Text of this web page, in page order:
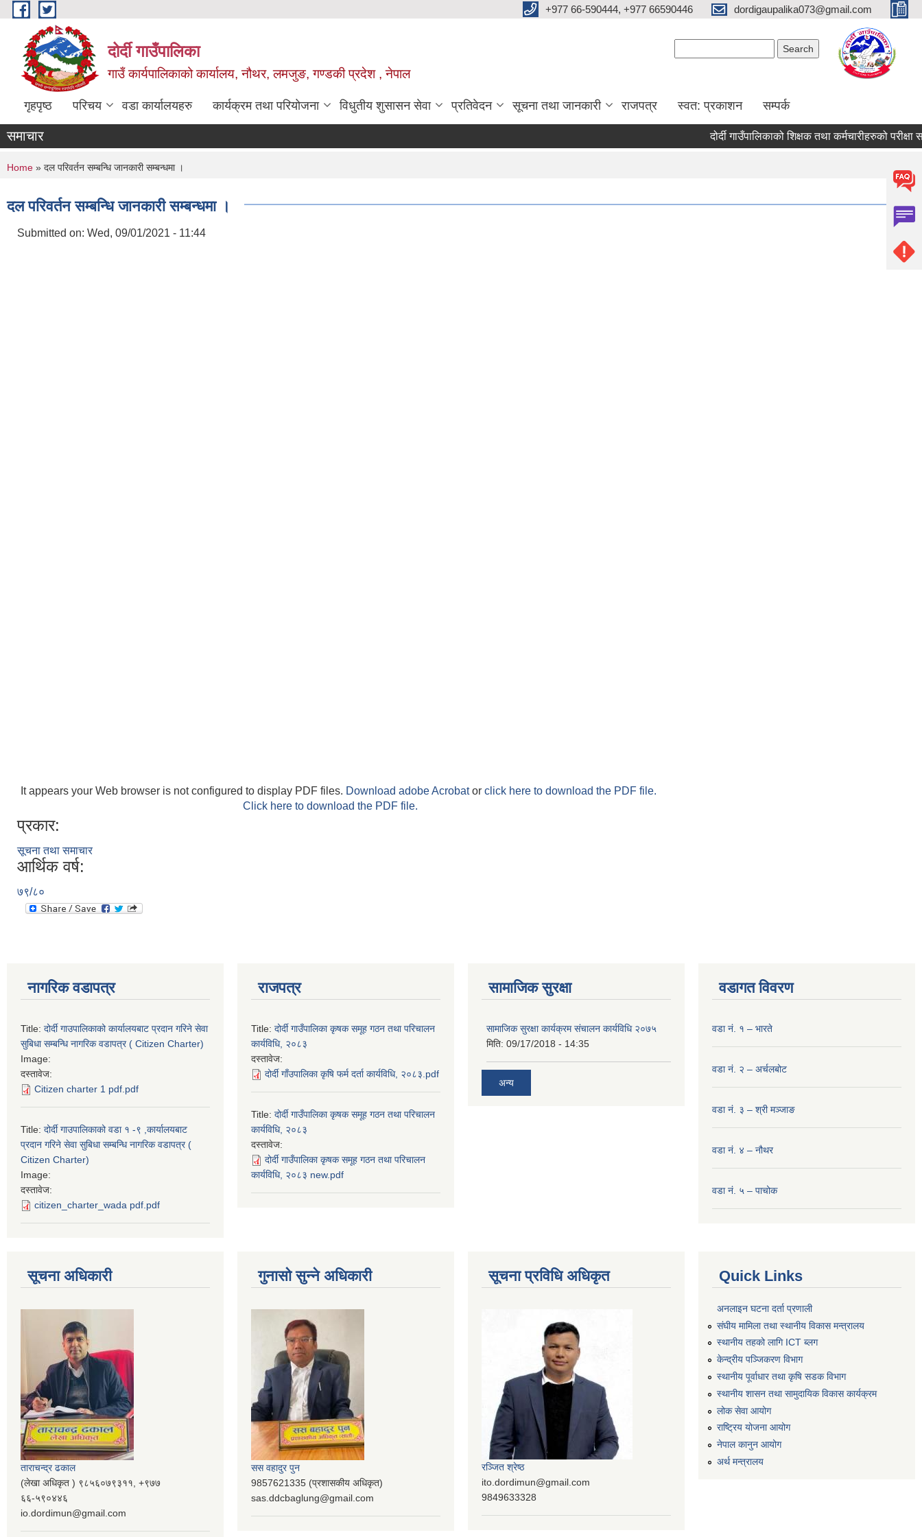
Skip to main content +977 66-590444, +977 66590446 dordigaupalika073@gmail.com
दोर्दी गाउँपालिका
गाउँ कार्यपालिकाको कार्यालय, नौथर, लमजुङ, गण्डकी प्रदेश , नेपाल
गृहपृष्ठ परिचय वडा कार्यालयहरु कार्यक्रम तथा परियोजना विधुतीय शुसासन सेवा प्रतिवेदन सूचना तथा जानकारी राजपत्र स्वत: प्रकाशन सम्पर्क
समाचार दोर्दी गाउँपालिकाको शिक्षक तथा कर्मचारीहरुको परीक्षा
You are here
Home » दल परिवर्तन सम्बन्धि जानकारी सम्बन्धमा ।
दल परिवर्तन सम्बन्धि जानकारी सम्बन्धमा ।
Submitted on: Wed, 09/01/2021 - 11:44
It appears your Web browser is not configured to display PDF files. Download adobe Acrobator click here to download the PDF file.
Click here to download the PDF file.
प्रकार:
सूचना तथा समाचार
आर्थिक वर्ष:
७९/८०
नागरिक वडापत्र
Title: दोर्दी गाउपालिकाको कार्यालयबाट प्रदान गरिने सेवा
सुबिधा सम्बन्धि नागरिक वडापत्र ( Citizen Charter)
Image:
दस्तावेज:
Citizen charter 1 pdf.pdf
Title: दोर्दी गाउपालिकाको वडा १ -९ ,कार्यालयबाट
प्रदान गरिने सेवा सुबिधा सम्बन्धि नागरिक वडापत्र (
Citizen Charter)
Image:
दस्तावेज:
citizen_charter_wada pdf.pdf
राजपत्र
Title: दोर्दी गाउँपालिका कृषक समूह गठन तथा परिचालन
कार्यविधि, २०८३
दस्तावेज:
दोर्दी गाँउपालिका कृषि फर्म दर्ता कार्यविधि, २०८३.pdf
Title: दोर्दी गाउँपालिका कृषक समूह गठन तथा परिचालन
कार्यविधि, २०८३
दस्तावेज:
दोर्दी गाउँपालिका कृषक समूह गठन तथा परिचालन
कार्यविधि, २०८३ new.pdf
सामाजिक सुरक्षा
सामाजिक सुरक्षा कार्यक्रम संचालन कार्यविधि २०७५
मिति: 09/17/2018 - 14:35
अन्य
वडागत विवरण
वडा नं. १ – भारते
वडा नं. २ – अर्चलबोट
वडा नं. ३ – श्री मञ्‍जाङ
वडा नं. ४ – नौथर
वडा नं. ५ – पाचोक
सूचना अधिकारी
ताराचन्द्र ढकाल
(लेखा अधिकृत ) ९८५६०७९३११, ‌‍‍+९७७
६६-५९०४४६
io.dordimun@gmail.com
गुनासो सुन्ने अधिकारी
सस वहादुर पुन
9857621335 (प्रशासकीय अधिकृत)
sas.ddcbaglung@gmail.com
सूचना प्रविधि अधिकृत
रञ्‍जित श्रेष्ठ
ito.dordimun@gmail.com
9849633328
Quick Links
अनलाइन घटना दर्ता प्रणाली
संघीय मामिला तथा स्थानीय विकास मन्त्रालय
स्थानीय तहको लागि ICT ब्लग
केन्द्रीय पञ्जिकरण विभाग
स्थानीय पूर्वाधार तथा कृषि सडक विभाग
स्थानीय शासन तथा सामुदायिक विकास कार्यक्रम
लोक सेवा आयोग
राष्ट्रिय योजना आयोग
नेपाल कानुन आयोग
अर्थ मन्त्रालय